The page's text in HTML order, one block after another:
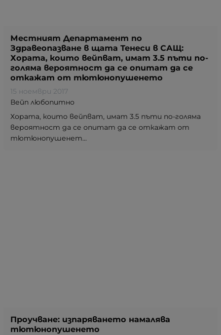
Местният Департамент по
Здравеопазване в щата Тенеси в САЩ:
Хората, които вейпват, имат 3.5 пъти по-
голяма вероятност да се опитат да се
откажат от тютюнопушенето
15 ноември 2017
Вейп любопитно
Хората, които вейпват, имат 3.5 пъти по-голяма
вероятност да се опитат да се откажат от
тютюнопушенет...
Проучване: изпаряването намалява
тютюнопушенето